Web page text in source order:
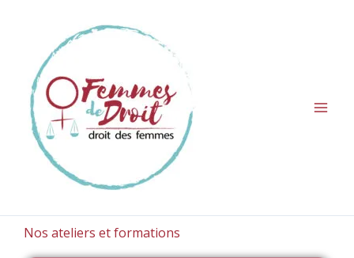
Nos ateliers et formations